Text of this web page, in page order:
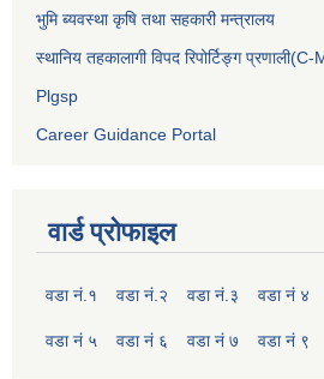
भुमि ब्यवस्था कृषि तथा सहकारी मन्त्रालय
स्थानिय तहकालागी विपद रिपोर्टिङ्ग
Plgsp
Career Guidance Portal
वार्ड प्रोफाइल
वडा नं.१ वडा नं.२ वडा नं.३ वडा नं ४
वडा नं ५ वडा नं ६ वडा नं ७ वडा नं ९